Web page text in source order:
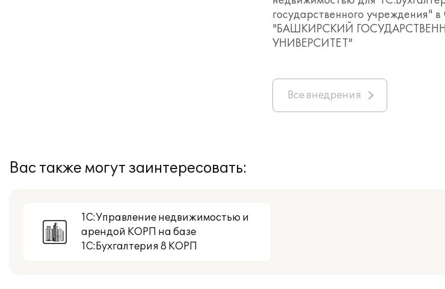
государственного учреждения"
"БАШКИРСКИЙ
УНИВЕРСИТЕТ"
Все внедрения
Вас также могут заинтересовать:
1С:Управление недвижимостью и
арендой КОРП на базе
1С:Бухгалтерия 8 КОРП